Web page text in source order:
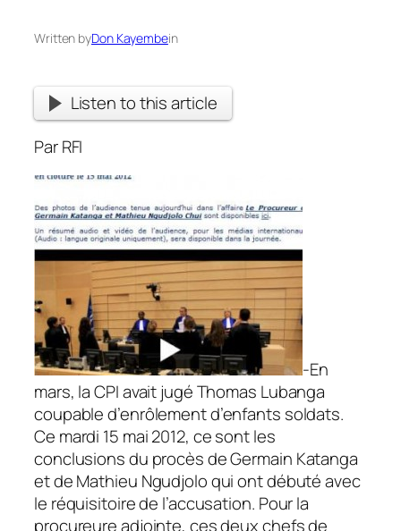
Written byDon Kayembein
Listen to this article
Par RFI
-En
mars, la CPI avait jugé Thomas Lubanga
coupable d’enrôlement d’enfants soldats.
Ce mardi 15 mai 2012, ce sont les
conclusions du procès de Germain Katanga
et de Mathieu Ngudjolo qui ont débuté avec
le réquisitoire de l’accusation. Pour la
procureure adjointe, ces deux chefs de